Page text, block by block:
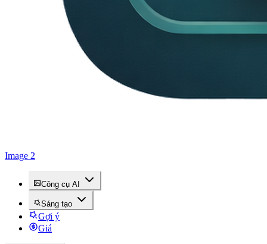
Image 2
Công cụ AI
Sáng tạo
Gợi ý
Giá